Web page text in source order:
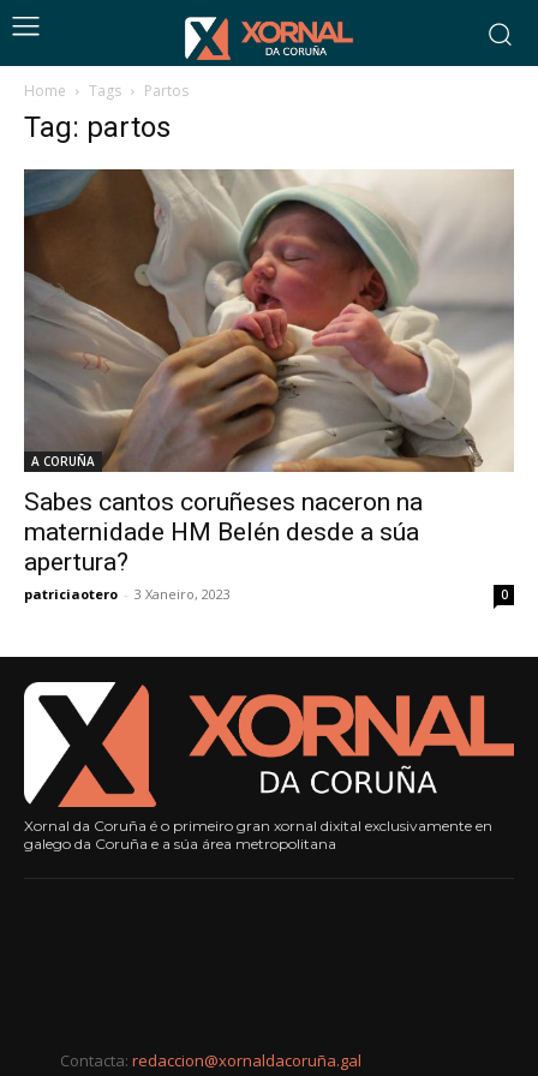
Home Tags Partos
Tag: partos
A CORUÑA
Sabes cantos coruñeses naceron na
maternidade HM Belén desde a súa
apertura?
patriciaotero - 3 Xaneiro, 2023 0
Xornal da Coruña é o primeiro gran xornal dixital exclusivamente en
galego da Coruña e a súa área metropolitana
Contacta: redaccion@xornaldacoruña.gal